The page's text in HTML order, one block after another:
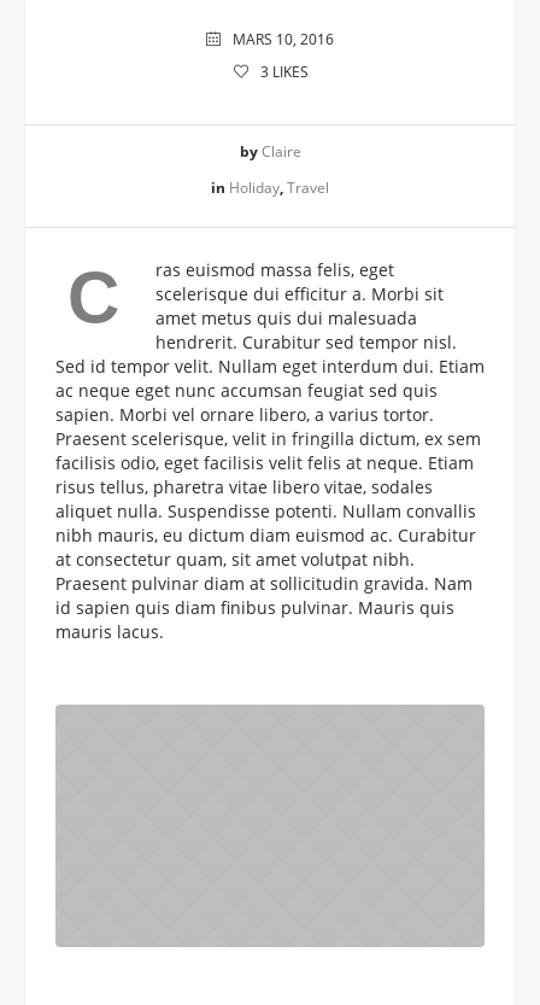
MARS 10, 2016
3 LIKES
byClaire
in Holiday,Travel
С
ras euismod massa felis, eget
scelerisque dui efficitur a. Morbi sit
amet metus quis dui malesuada
hendrerit. Curabitur sed tempor nisl.
Sed id tempor velit. Nullam eget interdum dui. Etiam
ac neque eget nunc accumsan feugiat sed quis
sapien. Morbi vel ornare libero, a varius tortor.
Praesent scelerisque, velit in fringilla dictum, ex sem
facilisis odio, eget facilisis velit felis at neque. Etiam
risus tellus, pharetra vitae libero vitae, sodales
aliquet nulla. Suspendisse potenti. Nullam convallis
nibh mauris, eu dictum diam euismod ac. Curabitur
at consectetur quam, sit amet volutpat nibh.
Praesent pulvinar diam at sollicitudin gravida. Nam
id sapien quis diam finibus pulvinar. Mauris quis
mauris lacus.